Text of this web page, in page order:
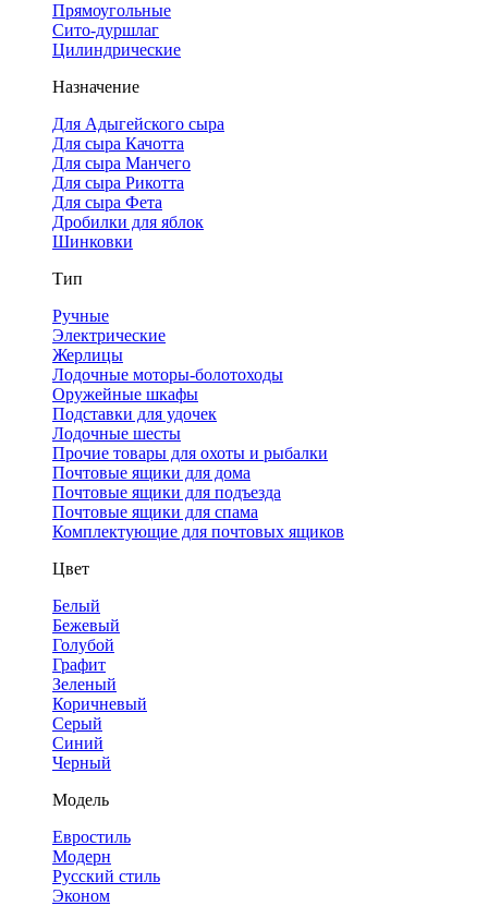
Прямоугольные
Сито-дуршлаг
Цилиндрические
Назначение
Для Адыгейского сыра
Для сыра Качотта
Для сыра Манчего
Для сыра Рикотта
Для сыра Фета
Дробилки для яблок
Шинковки
Тип
Ручные
Электрические
Жерлицы
Лодочные моторы-болотоходы
Оружейные шкафы
Подставки для удочек
Лодочные шесты
Прочие товары для охоты и рыбалки
Почтовые ящики для дома
Почтовые ящики для подъезда
Почтовые ящики для спама
Комплектующие для почтовых ящиков
Цвет
Белый
Бежевый
Голубой
Графит
Зеленый
Коричневый
Серый
Синий
Черный
Модель
Евростиль
Модерн
Русский стиль
Эконом